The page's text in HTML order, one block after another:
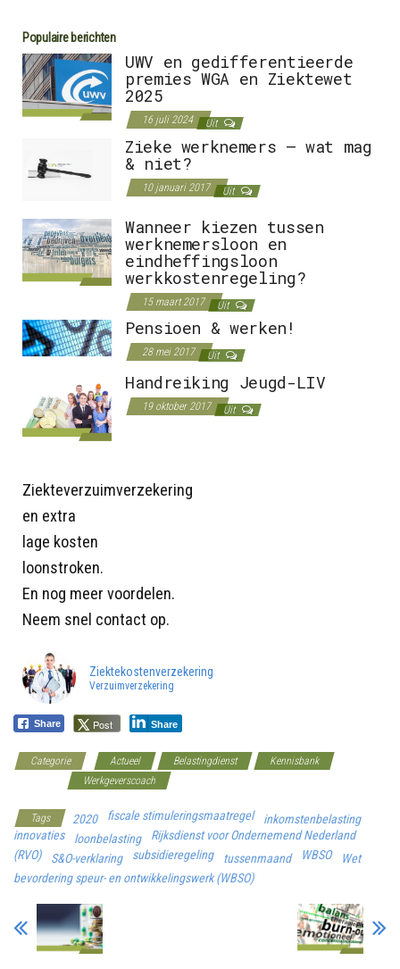
Populaire berichten
UWV en gedifferentieerde
premies WGA en Ziektewet
2025
16 juli 2024 Uit
Zieke werknemers – wat mag
& niet?
10 januari 2017 Uit
Wanneer kiezen tussen
werknemersloon en
eindheffingsloon
werkkostenregeling?
15 maart 2017 Uit
Pensioen & werken!
28 mei 2017 Uit
Handreiking Jeugd-LIV
19 oktober 2017 Uit
Ziekteverzuimverzekering
en extra
lage kosten
loonstroken.
En nog meer voordelen.
Neem snel contact op.
Ziektekostenverzekering
Verzuimverzekering
Share Post Share
Categorie Actueel Belastingdienst
Kennisbank
Werkgeverscoach
Tags 2020 fiscale stimuleringsmaatregel
inkomstenbelasting
innovaties
loonbelasting
Rijksdienst voor Ondernemend Nederland
(RVO)
S&O-verklaring subsidieregeling tussenmaand WBSO
Wet
bevordering speur- en ontwikkelingswerk (WBSO)